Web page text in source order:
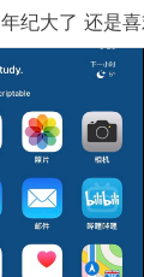
年纪大了 还是